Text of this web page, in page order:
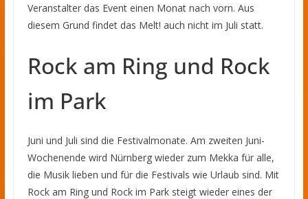
Veranstalter das Event einen Monat nach vorn. Aus
diesem Grund findet das Melt! auch nicht im Juli statt.
Rock am Ring und Rock
im Park
Juni und Juli sind die Festivalmonate. Am zweiten Juni-
Wochenende wird Nürnberg wieder zum Mekka für alle,
die Musik lieben und für die Festivals wie Urlaub sind. Mit
Rock am Ring und Rock im Park steigt wieder eines der